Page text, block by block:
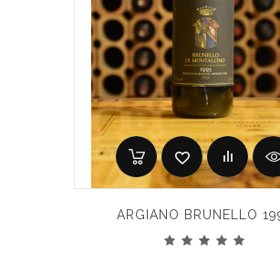
ARGIANO BRUNELLO